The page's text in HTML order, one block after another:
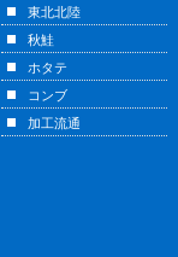
東北北陸
秋鮭
ホタテ
コンブ
加工流通